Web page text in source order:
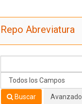
Repo Abreviatura
Buscar Avanzado